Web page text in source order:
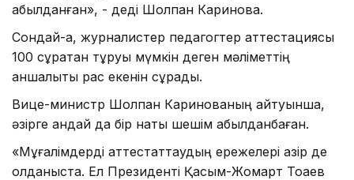
қабылданған», - деді Шолпан Каринова.
Сондай-ақ, журналистер педагогтер аттестациясы
100 сұрақтан тұруы мүмкін деген мәліметтің
қаншалықты рас екенін сұрады.
Вице-министр Шолпан Каринованың айтуынша,
әзірге қандай да бір нақты шешім қабылданбаған.
«Мұғалімдерді аттестаттаудың ережелері қазір де
қолданыста. Ел Президенті Қасым-Жомарт Тоқаев